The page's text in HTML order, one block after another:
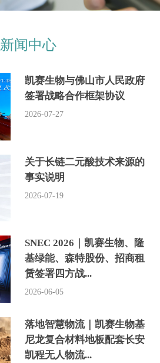
新闻中心
凯赛生物与佛山市人民政府
签署战略合作框架协议
2026-07-27
关于长链二元酸技术来源的
事实说明
2026-07-19
SNEC 2026｜凯赛生物、隆
基绿能、森特股份、招商租
赁签署四方战...
2026-06-05
落地智慧物流｜凯赛生物基
尼龙复合材料地板配套长安
凯程无人物流...